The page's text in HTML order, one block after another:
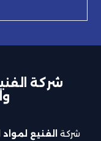
شركة
شركة الفنيع لمواد